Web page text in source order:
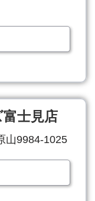
士見店
山9984-1025